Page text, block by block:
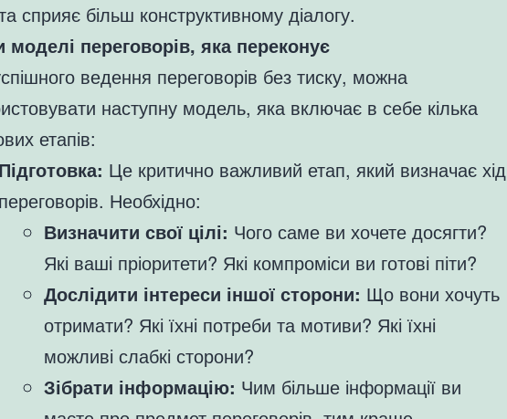
сприяє більш конструктивному діалогу.
моделі переговорів, яка переконує
ведення переговорів без тиску, можна
наступну модель, яка включає в себе кілька
етапів:
Підготовка: Це критично важливий етап, який визначає хід
переговорів. Необхідно:
Визначити свої цілі: Чого саме ви хочете досягти?
Які ваші пріоритети? Які компроміси ви готові піти?
Дослідити інтереси іншої сторони: Що вони хочуть
отримати? Які їхні потреби та мотиви? Які їхні
можливі слабкі сторони?
Зібрати інформацію: Чим більше інформації ви